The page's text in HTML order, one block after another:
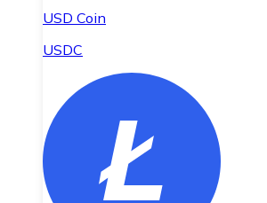
USD Coin
USDC